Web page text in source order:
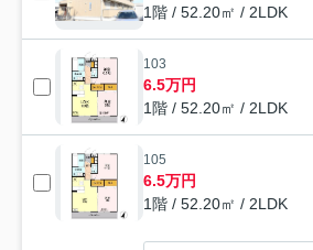
1階 / 52.20㎡ / 2LDK
103
6.5万円
1階 / 52.20㎡ / 2LDK
105
6.5万円
1階 / 52.20㎡ / 2LDK